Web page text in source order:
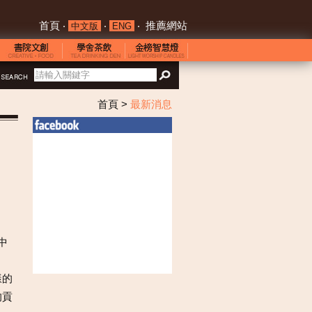
首頁‧ 中文版 ‧ ENG ‧ 推薦網站
首頁> 最新消息